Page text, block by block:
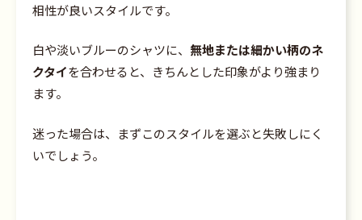
相性が良いスタイルです。
白や淡いブルーのシャツに、無地または細かい柄のネ
クタイを合わせると、きちんとした印象がより強まり
ます。
迷った場合は、まずこのスタイルを選ぶと失敗しにく
いでしょう。